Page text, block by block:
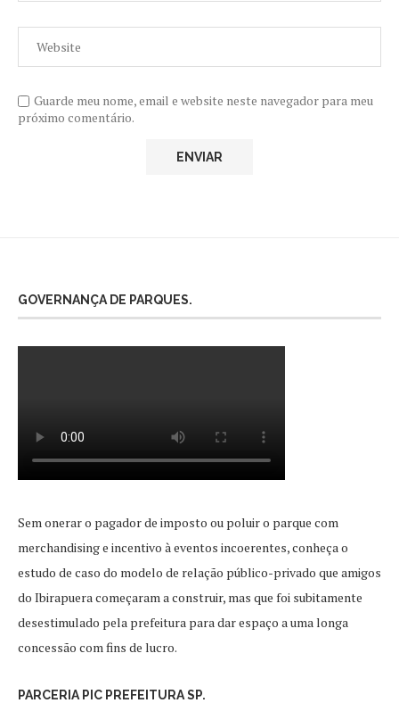
Guarde meu nome, email e website neste navegador para meu
próximo comentário.
GOVERNANÇA DE PARQUES.
Sem onerar o pagador de imposto ou poluir o parque com
merchandising e incentivo à eventos incoerentes, conheça o
estudo de caso do modelo de relação público-privado que amigos
do Ibirapuera começaram a construir, mas que foi subitamente
desestimulado pela prefeitura para dar espaço a uma longa
concessão com fins de lucro.
PARCERIA PIC PREFEITURA SP.